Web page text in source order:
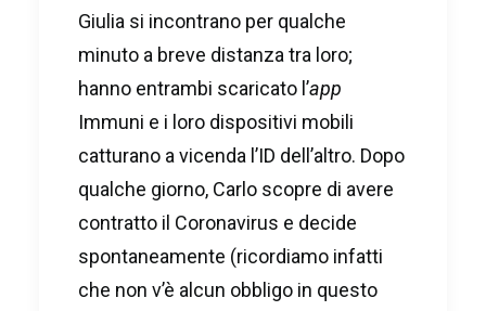
Giulia si incontrano per qualche
minuto a breve distanza tra loro;
hanno entrambi scaricato l’app
Immuni e i loro dispositivi mobili
catturano a vicenda l’ID dell’altro. Dopo
qualche giorno, Carlo scopre di avere
contratto il Coronavirus e decide
spontaneamente (ricordiamo infatti
che non v’è alcun obbligo in questo